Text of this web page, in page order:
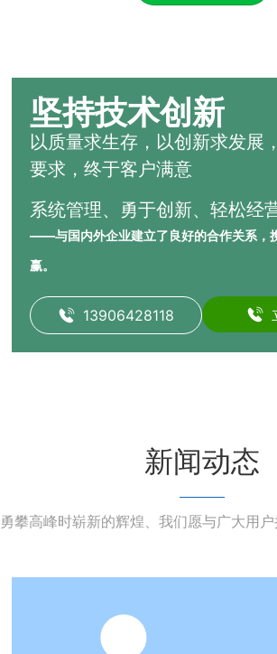
坚持技术创新
以质量求生存，以创新求发展
要求，终于客户满意
系统管理、勇于创新、轻松经
——与国内外企业建立了良好的合作关系，
赢。
13906428118
新闻动态
勇攀高峰时崭新的辉煌、我们愿与广大用